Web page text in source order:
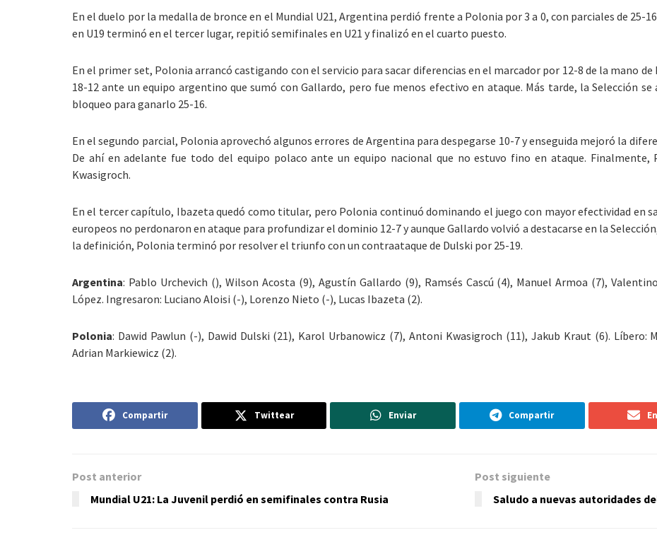
En el duelo por la medalla de bronce en el Mundial U21, Argentina perdió frente a Polonia por 3 a 0, con parciales de 25-
en U19 terminó en el tercer lugar, repitió semifinales en U21 y finalizó en el cuarto puesto.
En el primer set, Polonia arrancó castigando con el servicio para sacar diferencias en el marcador por 12-8 de la mano
18-12 ante un equipo argentino que sumó con Gallardo, pero fue menos efectivo en ataque. Más tarde, la Selección
bloqueo para ganarlo 25-16.
En el segundo parcial, Polonia aprovechó algunos errores de Argentina para despegarse 10-7 y enseguida mejoró la
De ahí en adelante fue todo del equipo polaco ante un equipo nacional que no estuvo fino en ataque.
Kwasigroch.
En el tercer capítulo, Ibazeta quedó como titular, pero Polonia continuó dominando el juego con mayor efectividad en
europeos no perdonaron en ataque para profundizar el dominio 12-7 y aunque Gallardo volvió a destacarse en la
la definición, Polonia terminó por resolver el triunfo con un contraataque de Dulski por 25-19.
Argentina: Pablo Urchevich (), Wilson Acosta (9), Agustín Gallardo (9), Ramsés Cascú (4), Manuel Armoa (7),
López. Ingresaron: Luciano Aloisi (-), Lorenzo Nieto (-), Lucas Ibazeta (2).
Polonia: Dawid Pawlun (-), Dawid Dulski (21), Karol Urbanowicz (7), Antoni Kwasigroch (11), Jakub Kraut (6). Líbero:
Adrian Markiewicz (2).
Compartir Twittear Enviar Compartir
Post anterior
Mundial U21: La Juvenil perdió en semifinales contra Rusia
Post siguiente
Saludo a nuevas autoridades